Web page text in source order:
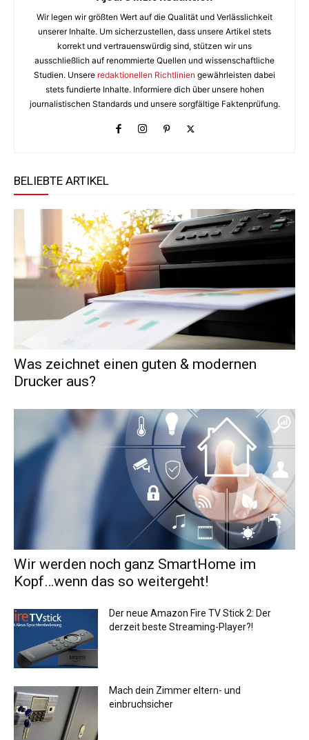
Wir legen wir größten Wert auf die Qualität und Verlässlichkeit
unserer Inhalte. Um sicherzustellen, dass unsere Artikel stets
korrekt und vertrauenswürdig sind, stützen wir uns
ausschließlich auf renommierte Quellen und wissenschaftliche
Studien. Unsere redaktionellen Richtlinien gewährleisten dabei
stets fundierte Inhalte. Informiere dich über unsere hohen
journalistischen Standards und unsere sorgfältige Faktenprüfung.
BELIEBTE ARTIKEL
Was zeichnet einen guten & modernen
Drucker aus?
Wir werden noch ganz SmartHome im
Kopf…wenn das so weitergeht!
Der neue Amazon Fire TV Stick 2: Der
derzeit beste Streaming-Player?!
Mach dein Zimmer eltern- und
einbruchsicher